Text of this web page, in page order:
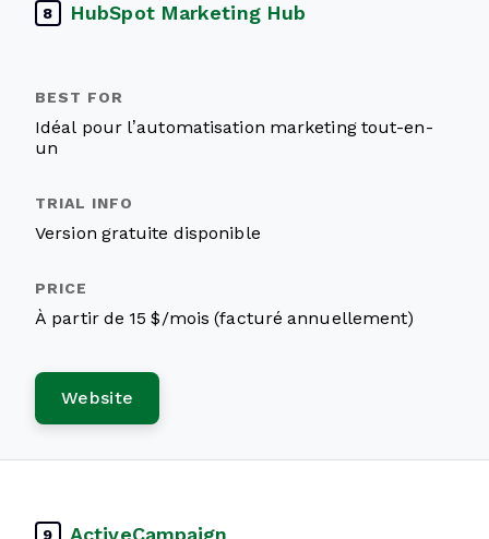
8 HubSpot Marketing Hub
Idéal pour l’automatisation marketing tout-en-
un
Version gratuite disponible
À partir de 15 $/mois (facturé annuellement)
Website
9 ActiveCampaign